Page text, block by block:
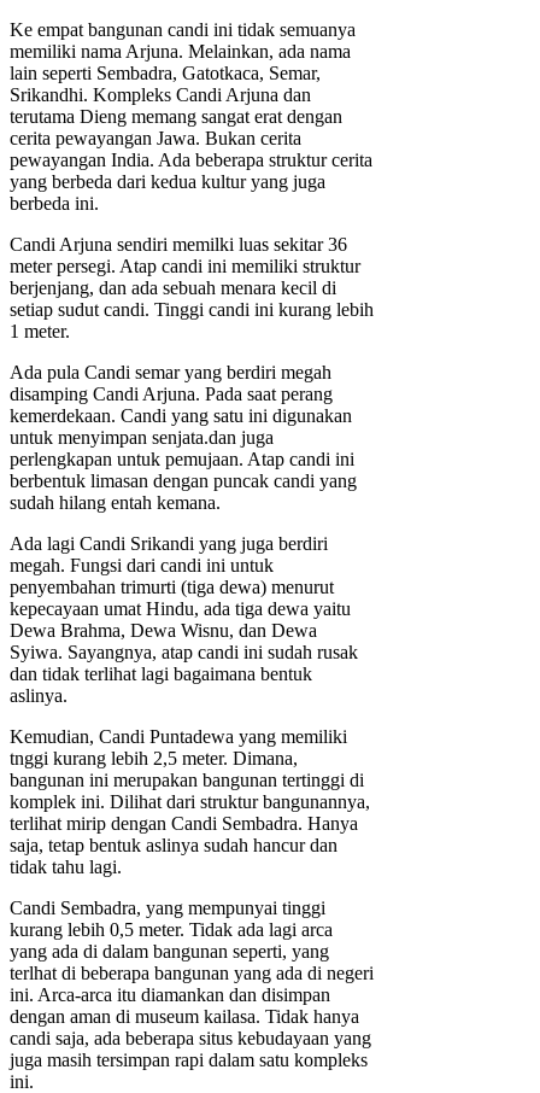
Ke empat bangunan candi ini tidak semuanya
memiliki nama Arjuna. Melainkan, ada nama
lain seperti Sembadra, Gatotkaca, Semar,
Srikandhi. Kompleks Candi Arjuna dan
terutama Dieng memang sangat erat dengan
cerita pewayangan Jawa. Bukan cerita
pewayangan India. Ada beberapa struktur cerita
yang berbeda dari kedua kultur yang juga
berbeda ini.
Candi Arjuna sendiri memilki luas sekitar 36
meter persegi. Atap candi ini memiliki struktur
berjenjang, dan ada sebuah menara kecil di
setiap sudut candi. Tinggi candi ini kurang lebih
1 meter.
Ada pula Candi semar yang berdiri megah
disamping Candi Arjuna. Pada saat perang
kemerdekaan. Candi yang satu ini digunakan
untuk menyimpan senjata.dan juga
perlengkapan untuk pemujaan. Atap candi ini
berbentuk limasan dengan puncak candi yang
sudah hilang entah kemana.
Ada lagi Candi Srikandi yang juga berdiri
megah. Fungsi dari candi ini untuk
penyembahan trimurti (tiga dewa) menurut
kepecayaan umat Hindu, ada tiga dewa yaitu
Dewa Brahma, Dewa Wisnu, dan Dewa
Syiwa. Sayangnya, atap candi ini sudah rusak
dan tidak terlihat lagi bagaimana bentuk
aslinya.
Kemudian, Candi Puntadewa yang memiliki
tnggi kurang lebih 2,5 meter. Dimana,
bangunan ini merupakan bangunan tertinggi di
komplek ini. Dilihat dari struktur bangunannya,
terlihat mirip dengan Candi Sembadra. Hanya
saja, tetap bentuk aslinya sudah hancur dan
tidak tahu lagi.
Candi Sembadra, yang mempunyai tinggi
kurang lebih 0,5 meter. Tidak ada lagi arca
yang ada di dalam bangunan seperti, yang
terlhat di beberapa bangunan yang ada di negeri
ini. Arca-arca itu diamankan dan disimpan
dengan aman di museum kailasa. Tidak hanya
candi saja, ada beberapa situs kebudayaan yang
juga masih tersimpan rapi dalam satu kompleks
ini.